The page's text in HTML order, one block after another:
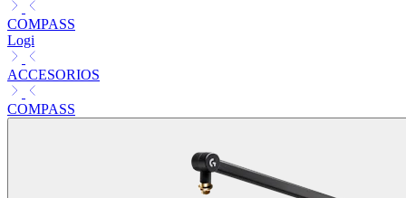
COMPASS
Logi
ACCESORIOS
COMPASS